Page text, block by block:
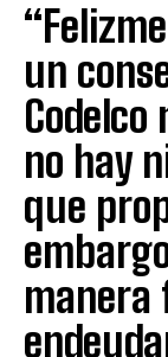
un
Codelco
no hay
que
manera